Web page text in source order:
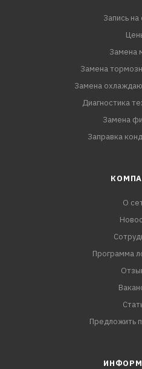
Запись на
Замена
Замена
Замена
Диагностика
Замена
Заправка
О
Программа
Предложить